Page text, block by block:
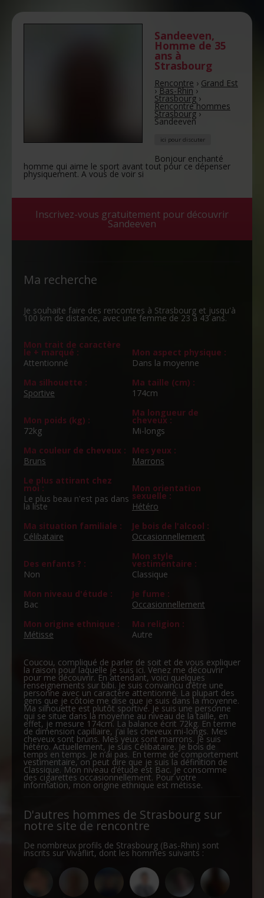
Sandeeven,
Homme de 35
ans à
Strasbourg
Rencontre › Grand Est
›Bas-Rhin›
Strasbourg ›
Rencontre hommes
Strasbourg›
Sandeeven
ici pour discuter
Bonjour enchanté
homme qui aime le sport avant tout pour ce dépenser
physiquement. A vous de voir si
Inscrivez-vous gratuitement pour découvrir
Sandeeven
Ma recherche
Je souhaite faire des rencontres à Strasbourg et jusqu'à
100 km de distance, avec une femme de 23 à 43 ans.
Mon trait de caractère
le + marqué :
Attentionné
Mon aspect physique :
Dans la moyenne
Ma silhouette :
Sportive
Ma taille (cm) :
174cm
Mon poids (kg) :
72kg
Ma longueur de
cheveux :
Mi-longs
Ma couleur de cheveux :
Bruns
Mes yeux :
Marrons
Le plus attirant chez
moi :
Le plus beau n'est pas dans
la liste
Mon orientation
sexuelle :
Hétéro
Ma situation familiale :
Célibataire
Je bois de l'alcool :
Occasionnellement
Des enfants ? :
Non
Mon style
vestimentaire :
Classique
Mon niveau d'étude :
Bac
Je fume :
Occasionnellement
Mon origine ethnique :
Métisse
Ma religion :
Autre
Coucou, compliqué de parler de soit et de vous expliquer
la raison pour laquelle je suis ici. Venez me découvrir
pour me découvrir. En attendant, voici quelques
renseignements sur bibi. Je suis convaincu d’être une
personne avec un caractère attentionné. La plupart des
gens que je côtoie me dise que je suis dans la moyenne.
Ma silhouette est plutôt sportive. Je suis une personne
qui se situe dans la moyenne au niveau de la taille, en
effet, je mesure 174cm. La balance écrit 72kg. En terme
de dimension capillaire, j’ai les cheveux mi-longs. Mes
cheveux sont bruns. Mes yeux sont marrons. Je suis
hétéro. Actuellement, je suis Célibataire. Je bois de
temps en temps. Je n’ai pas. En terme de comportement
vestimentaire, on peut dire que je suis la définition de
Classique. Mon niveau d’étude est Bac. Je consomme
des cigarettes occasionnellement. Pour votre
information, mon origine ethnique est métisse.
D'autres hommes de Strasbourg sur
notre site de rencontre
De nombreux profils de Strasbourg (Bas-Rhin) sont
inscrits sur Vivaflirt, dont les hommes suivants :